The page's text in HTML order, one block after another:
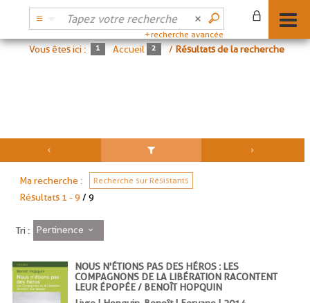
recherche avancée
Vous êtes ici : Accueil /Résultats de la recherche
Ma recherche : Recherche sur Résistants
Résultats 1 -9 / 9
Tri : Pertinence
NOUS N'ÉTIONS PAS DES HÉROS : LES
COMPAGNONS DE LA LIBÉRATION RACONTENT
LEUR ÉPOPÉE / BENOÎT HOPQUIN